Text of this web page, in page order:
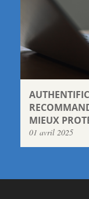
MIEUX
01 avril 2025